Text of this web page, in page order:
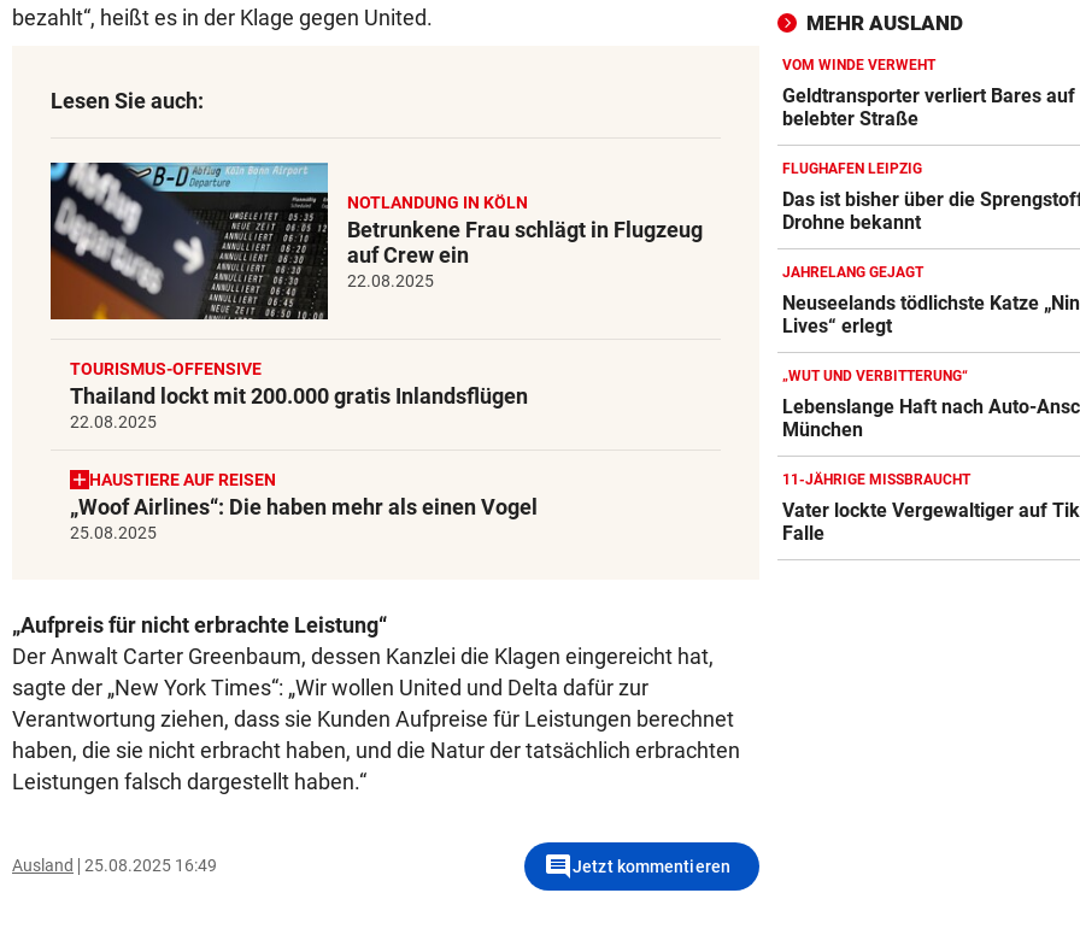
bezahlt“, heißt es in der Klage gegen United.
Lesen Sie auch:
NOTLANDUNG IN KÖLN
Betrunkene Frau schlägt in Flugzeug
auf Crew ein
22.08.2025
TOURISMUS-OFFENSIVE
Thailand lockt mit 200.000 gratis Inlandsflügen
22.08.2025
HAUSTIERE AUF REISEN
„Woof Airlines“: Die haben mehr als einen Vogel
25.08.2025
„Aufpreis für nicht erbrachte Leistung“
Der Anwalt Carter Greenbaum, dessen Kanzlei die Klagen eingereicht hat,
sagte der „New York Times“: „Wir wollen United und Delta dafür zur
Verantwortung ziehen, dass sie Kunden Aufpreise für Leistungen berechnet
haben, die sie nicht erbracht haben, und die Natur der tatsächlich erbrachten
Leistungen falsch dargestellt haben.“
Ausland 25.08.2025 16:49 commentJetzt kommentieren
verletztem Wanderer
ABREISE AUS SAALFELDEN vor
RB-Star verabschiedet sich:
Rekorddeal steht bevor
EIN STÜRMER FEHLT vor 3
Was die Austria heute in
Rumänien erwartet
MEHR AUSLAND
VOM WINDE VERWEHT
Geldtransporter verliert Bares auf
belebter Straße
FLUGHAFEN LEIPZIG
Das ist bisher über die
Drohne bekannt
JAHRELANG GEJAGT
Neuseelands tödlichste Katze
Lives“ erlegt
„WUT UND VERBITTERUNG“
Lebenslange Haft nach Auto-
München
11-JÄHRIGE MISSBRAUCHT
Vater lockte Vergewaltiger auf
Falle